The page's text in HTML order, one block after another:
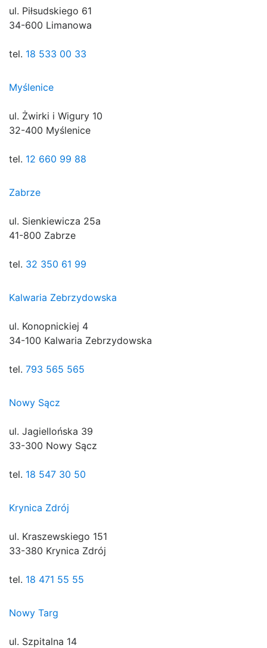
ul. Piłsudskiego 61
34-600 Limanowa
tel. 18 533 00 33
Myślenice
ul. Żwirki i Wigury 10
32-400 Myślenice
tel. 12 660 99 88
Zabrze
ul. Sienkiewicza 25a
41-800 Zabrze
tel. 32 350 61 99
Kalwaria Zebrzydowska
ul. Konopnickiej 4
34-100 Kalwaria Zebrzydowska
tel. 793 565 565
Nowy Sącz
ul. Jagiellońska 39
33-300 Nowy Sącz
tel. 18 547 30 50
Krynica Zdrój
ul. Kraszewskiego 151
33-380 Krynica Zdrój
tel. 18 471 55 55
Nowy Targ
ul. Szpitalna 14